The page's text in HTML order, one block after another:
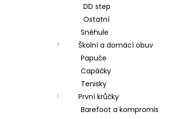
DD step
Ostatní
Sněhule
Školní a domácí obuv
Papuče
Capáčky
Tenisky
První krůčky
Barefoot a kompromis